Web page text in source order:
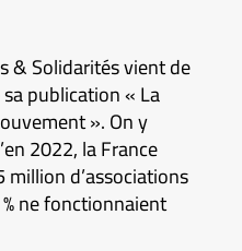
& Solidarités vient de
publication « La
». On y
2022, la France
d’associations
ne fonctionnaient